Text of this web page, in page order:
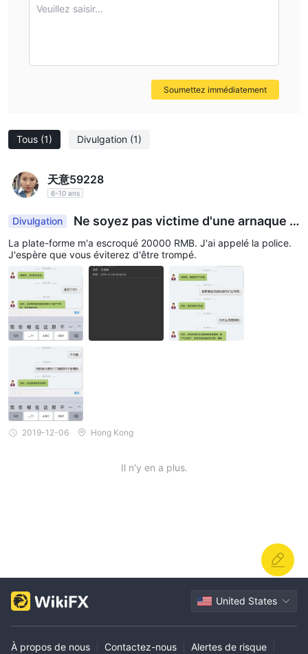
Tous (1) Divulgation (1)
天意59228
6-10 ans
Divulgation
Ne soyez pas victime d'une arnaque A
BBY
La plate-forme m'a escroqué 20000 RMB. J'ai appelé la police.
J'espère que vous éviterez d'être trompé.
2019-12-06 Hong Kong
Il n'y en a plus.
Veuillez saisir...
Soumettez immédiatement
United States
À propos de nous Contactez-nous Alertes de risque